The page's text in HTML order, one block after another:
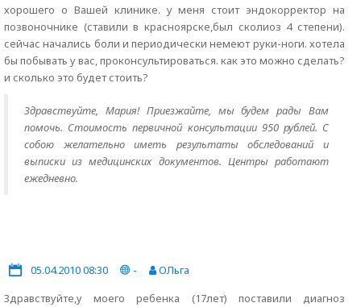
хорошего о Вашей клинике. у меня стоит эндокорректор на
позвоночнике (ставили в красноярске,был сколиоз 4 степени).
сейчас начались боли и периодически немеют руки-ноги. хотела
бы побывать у вас, проконсультироваться. как это можно сделать?
и сколько это будет стоить?
Здравствуйте, Мария! Приезжайте, мы будем рады Вам
помочь. Стоимость первичной консультации 950 рублей. С
собою желательно иметь результаты обследований и
выписки из медицинских документов. Центры работают
ежедневно.
05.04.2010 08:30 -
ОЛьга
Здравствуйте,у моего ребенка (17лет) поставили диагноз